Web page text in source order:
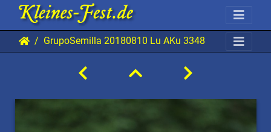
GrupoSemilla 20180810 Lu AKu 3348 0853x1280